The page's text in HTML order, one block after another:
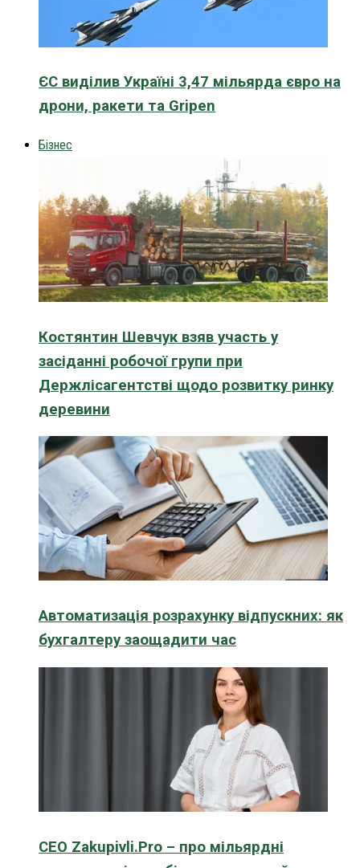
ЄС виділив Україні 3,47 мільярда євро на
дрони, ракети та Gripen
Бізнес
Костянтин Шевчук взяв участь у
засіданні робочої групи при
Держлісагентстві щодо розвитку ринку
деревини
Автоматизація розрахунку відпускних: як
бухгалтеру заощадити час
CEO Zakupivli.Pro – про мільярдні